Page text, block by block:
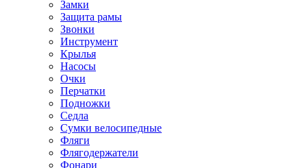
Замки
Защита рамы
Звонки
Инструмент
Крылья
Насосы
Очки
Перчатки
Подножки
Седла
Сумки велосипедные
Фляги
Флягодержатели
Фонари